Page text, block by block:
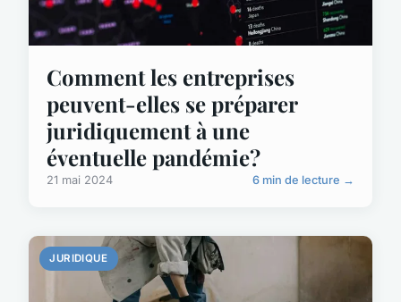
Comment les entreprises
peuvent-elles se préparer
juridiquement à une
éventuelle pandémie?
21 mai 2024 6 min de lecture →
JURIDIQUE